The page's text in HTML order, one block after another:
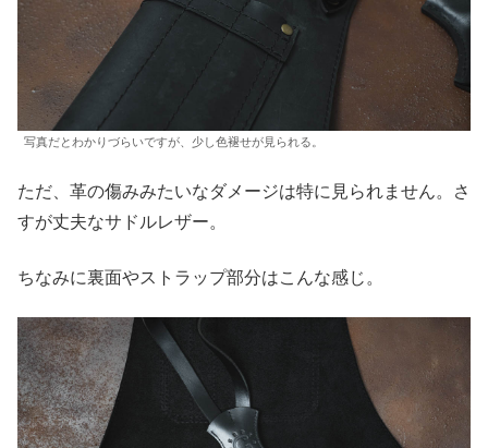
写真だとわかりづらいですが、少し色褪せが見られる。
ただ、革の傷みみたいなダメージは特に見られません。さ
すが丈夫なサドルレザー。
ちなみに裏面やストラップ部分はこんな感じ。